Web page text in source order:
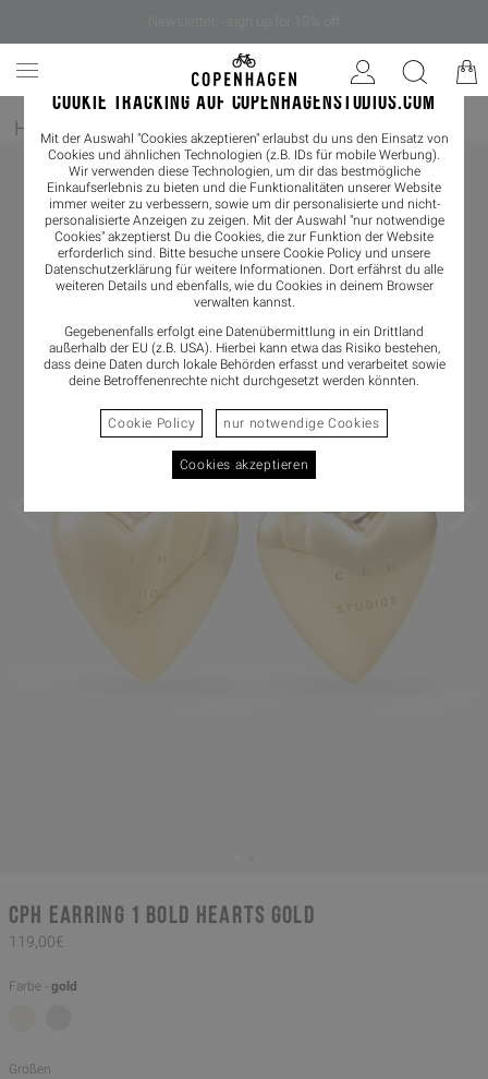
COOKIE TRACKING AUF COPENHAGENSTUDIOS.COM
Mit der Auswahl "Cookies akzeptieren" erlaubst du uns den Einsatz von
Cookies und ähnlichen Technologien (z.B. IDs für mobile Werbung).
Wir verwenden diese Technologien, um dir das bestmögliche
Einkaufserlebnis zu bieten und die Funktionalitäten unserer Website
immer weiter zu verbessern, sowie um dir personalisierte und nicht-
personalisierte Anzeigen zu zeigen. Mit der Auswahl "nur notwendige
Cookies" akzeptierst Du die Cookies, die zur Funktion der Website
erforderlich sind. Bitte besuche unsere Cookie Policy und unsere
Datenschutzerklärung für weitere Informationen. Dort erfährst du alle
weiteren Details und ebenfalls, wie du Cookies in deinem Browser
verwalten kannst.
Gegebenenfalls erfolgt eine Datenübermittlung in ein Drittland
außerhalb der EU (z.B. USA). Hierbei kann etwa das Risiko bestehen,
dass deine Daten durch lokale Behörden erfasst und verarbeitet sowie
deine Betroffenenrechte nicht durchgesetzt werden könnten.
Cookie Policy nur notwendige Cookies
Cookies akzeptieren
Home / Damen/ Schmuck
CPH EARRING 1 bold hearts gold
119,00€
Farbe - gold
Größen